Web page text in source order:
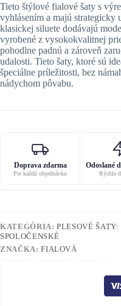
Tieto štýlové fialové šaty s
vyhlásením a majú strategicky
klasickej siluete dodávajú
vyrobené z vysokokvalitnej
pohodlne padnú a zároveň
udalosti. Tieto šaty, ktoré sú
špeciálne príležitosti, bez
nádychom pôvabu.
Doprava zdarma
Pre každú objednávku
Odoslané
Rýchle
KATEGÓRIA:PLESOVÉ
SPOLOČENSKÉ
ZNAČKA:FIALOVÁ